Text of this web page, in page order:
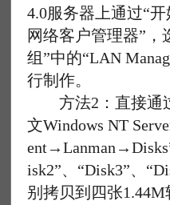
4.0服务器上通过“
网络客户管理器”，
组”中的“LAN
行制作。
方法2：直接通过
文Windows NT
isk2”、“Disk3”、
别拷贝到四张1.44M